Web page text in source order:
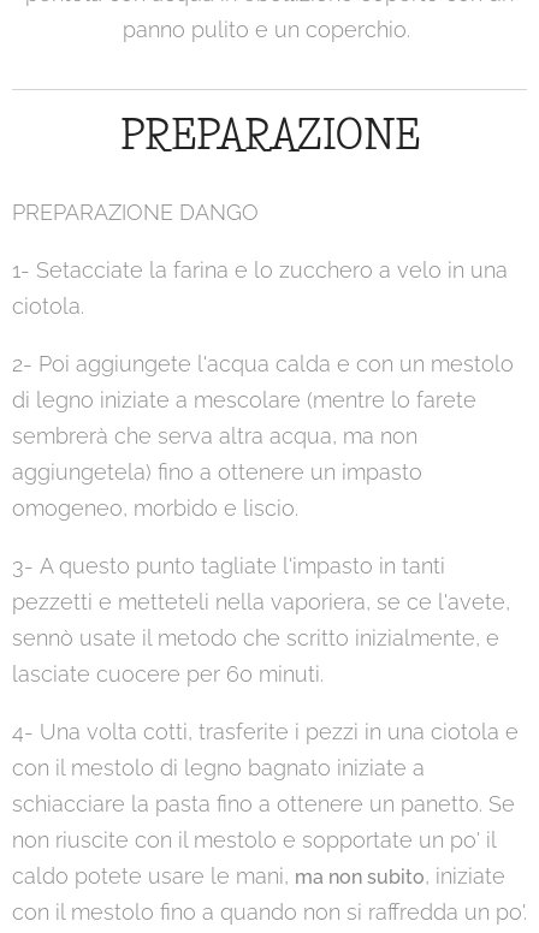
panno pulito e un coperchio.
PREPARAZIONE
PREPARAZIONE DANGO
1- Setacciate la farina e lo zucchero a velo in una
ciotola.
2- Poi aggiungete l'acqua calda e con un mestolo
di legno iniziate a mescolare (mentre lo farete
sembrerà che serva altra acqua, ma non
aggiungetela) fino a ottenere un impasto
omogeneo, morbido e liscio.
3- A questo punto tagliate l'impasto in tanti
pezzetti e metteteli nella vaporiera, se ce l'avete,
sennò usate il metodo che scritto inizialmente, e
lasciate cuocere per 60 minuti.
4- Una volta cotti, trasferite i pezzi in una ciotola e
con il mestolo di legno bagnato iniziate a
schiacciare la pasta fino a ottenere un panetto. Se
non riuscite con il mestolo e sopportate un po' il
caldo potete usare le mani, ma non subito, iniziate
con il mestolo fino a quando non si raffredda un po'.